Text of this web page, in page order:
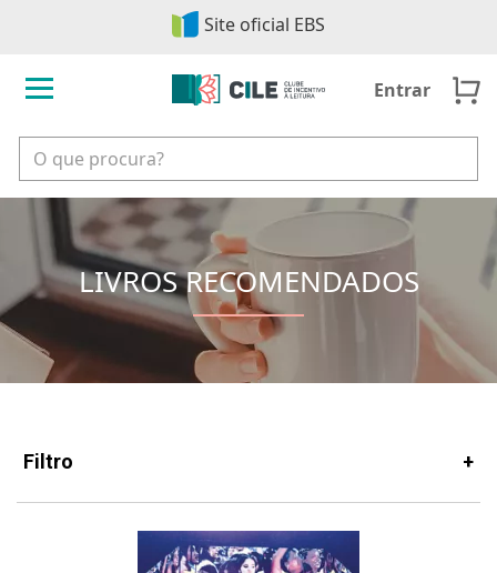
Site oficial EBS
Entrar
LIVROS RECOMENDADOS
Filtro +